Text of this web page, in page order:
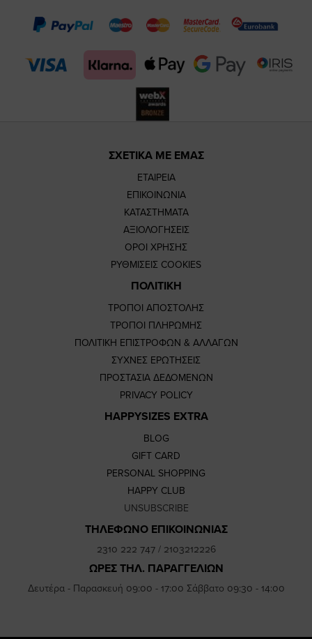
pagepage
page
TikTok
page
ΣΧΕΤΙΚΑ ΜΕ ΕΜΑΣ
ΕΤΑΙΡΕΙΑ
ΕΠΙΚΟΙΝΩΝΙΑ
ΚΑΤΑΣΤΗΜΑΤΑ
ΑΞΙΟΛΟΓΗΣΕΙΣ
ΟΡΟΙ ΧΡΗΣΗΣ
ΡΥΘΜΙΣΕΙΣ COOKIES
ΠΟΛΙΤΙΚΗ
ΤΡΟΠΟΙ ΑΠΟΣΤΟΛΗΣ
ΤΡΟΠΟΙ ΠΛΗΡΩΜΗΣ
ΠΟΛΙΤΙΚΗ ΕΠΙΣΤΡΟΦΩΝ & ΑΛΛΑΓΩΝ
ΣΥΧΝΕΣ ΕΡΩΤΗΣΕΙΣ
ΠΡΟΣΤΑΣΙΑ ΔΕΔΟΜΕΝΩΝ
PRIVACY POLICY
HAPPYSIZES EXTRA
BLOG
GIFT CARD
PERSONAL SHOPPING
HAPPY CLUB
UNSUBSCRIBE
ΤΗΛΕΦΩΝΟ ΕΠΙΚΟΙΝΩΝΙΑΣ
2310 222 747/ 2103212226
ΩΡΕΣ ΤΗΛ. ΠΑΡΑΓΓΕΛΙΩΝ
Δευτέρα - Παρασκευή 09:00 - 17:00 Σάββατο 09:30 - 14:00